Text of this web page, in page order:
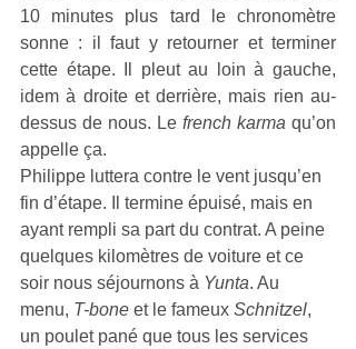
10 minutes plus tard le chronomètre
sonne : il faut y retourner et terminer
cette étape. Il pleut au loin à gauche,
idem à droite et derrière, mais rien au-
dessus de nous. Le french karma qu’on
appelle ça.
Philippe luttera contre le vent jusqu’en
fin d’étape. Il termine épuisé, mais en
ayant rempli sa part du contrat. A peine
quelques kilomètres de voiture et ce
soir nous séjournons à Yunta. Au
menu, T-bone et le fameux Schnitzel,
un poulet pané que tous les services